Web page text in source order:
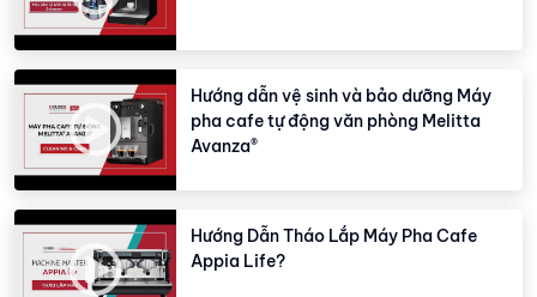
Hướng dẫn vệ sinh và bảo dưỡng Máy
pha cafe tự động văn phòng Melitta
Avanza®
Hướng Dẫn Tháo Lắp Máy Pha Cafe
Appia Life?